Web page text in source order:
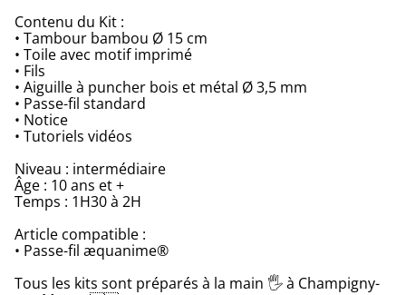
Contenu du Kit :
• Tambour bambou Ø 15 cm
• Toile avec motif imprimé
• Fils
• Aiguille à puncher bois et métal Ø 3,5 mm
• Passe-fil standard
• Notice
• Tutoriels vidéos
Niveau : intermédiaire
Âge : 10 ans et +
Temps : 1H30 à 2H
Article compatible :
• Passe-fil æquanime®
Tous les kits sont préparés à la main 🖐 à Champigny-